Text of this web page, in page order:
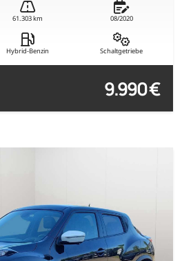
61.303 km 08/2020
Hybrid-Benzin Schaltgetriebe
9.990 €